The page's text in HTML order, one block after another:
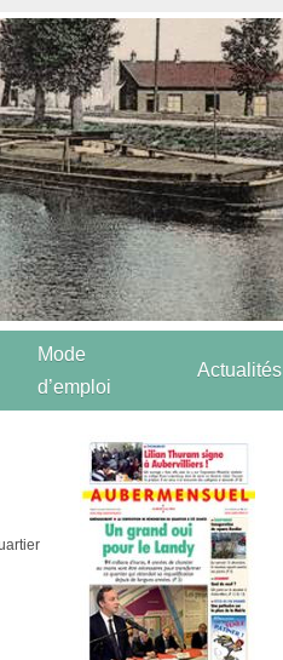
Mode
d’emploi
Actualités